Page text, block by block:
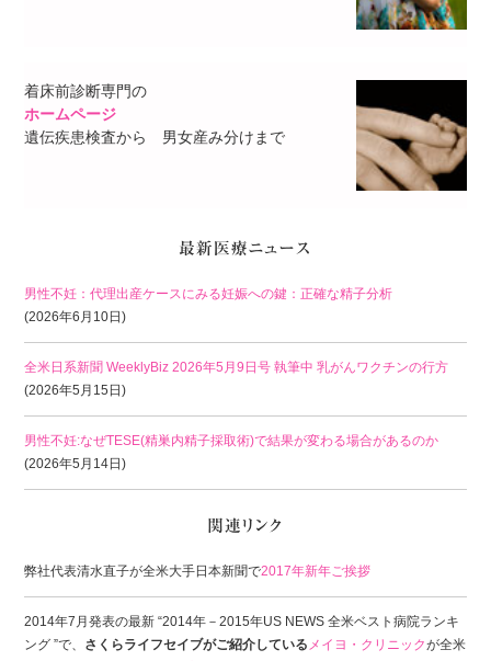
着床前診断専門の
ホームページ
遺伝疾患検査から 男女産み分けまで
男性不妊：代理出産ケースにみる妊娠への鍵：正確な精子分析
(2026年6月10日)
全米日系新聞 WeeklyBiz 2026年5月9日号 執筆中 乳がんワクチンの行方
(2026年5月15日)
男性不妊:なぜTESE(精巣内精子採取術)で結果が変わる場合があるのか
(2026年5月14日)
弊社代表清水直子が全米大手日本新聞で2017年新年ご挨拶
2014年7月発表の最新 “2014年－2015年US NEWS 全米ベスト病院ランキ
ング ”で、 さくらライフセイブがご紹介している メイヨ・クリニックが全米